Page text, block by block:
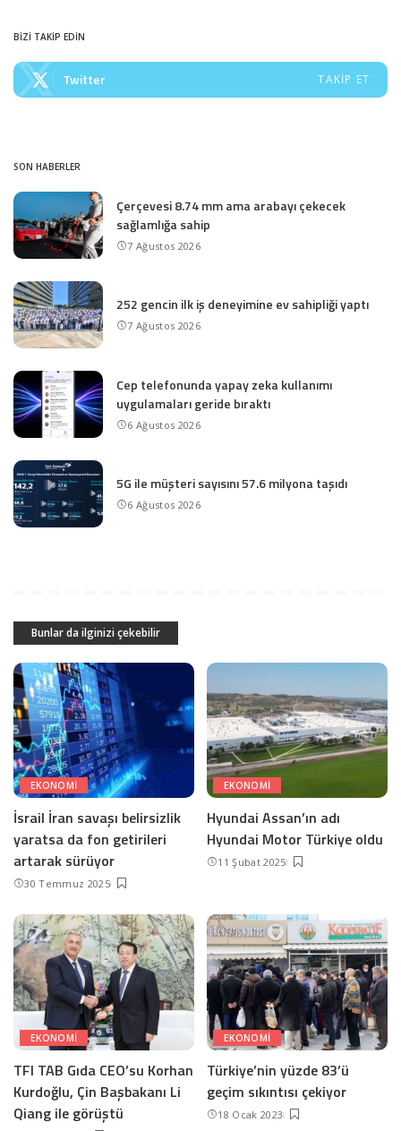
BİZİ TAKİP EDİN
Twitter TAKIP ET
SON HABERLER
Çerçevesi 8.74 mm ama arabayı çekecek
sağlamlığa sahip
7 Ağustos 2026
252 gencin ilk iş deneyimine ev sahipliği yaptı
7 Ağustos 2026
Cep telefonunda yapay zeka kullanımı
uygulamaları geride bıraktı
6 Ağustos 2026
5G ile müşteri sayısını 57.6 milyona taşıdı
6 Ağustos 2026
Bunlar da ilginizi çekebilir
EKONOMI
İsrail İran savaşı belirsizlik
yaratsa da fon getirileri
artarak sürüyor
30 Temmuz 2025
EKONOMI
Hyundai Assan’ın adı
Hyundai Motor Türkiye oldu
11 Şubat 2025
EKONOMI
TFI TAB Gıda CEO’su Korhan
Kurdoğlu, Çin Başbakanı Li
Qiang ile görüştü
EKONOMI
Türkiye’nin yüzde 83’ü
geçim sıkıntısı çekiyor
18 Ocak 2023